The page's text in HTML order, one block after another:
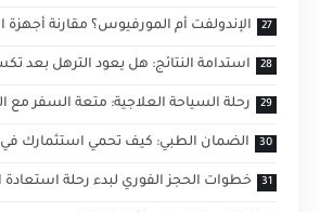
الإندولفت أم المورفيوس؟ مقارنة
استدامة النتائج: هل يعود الترهل بعد
رحلة السياحة العلاجية: متعة السفر مع
الضمان الطبي: كيف تحمي استثمارك في
خطوات الحجز الفوري لبدء رحلة استعادة